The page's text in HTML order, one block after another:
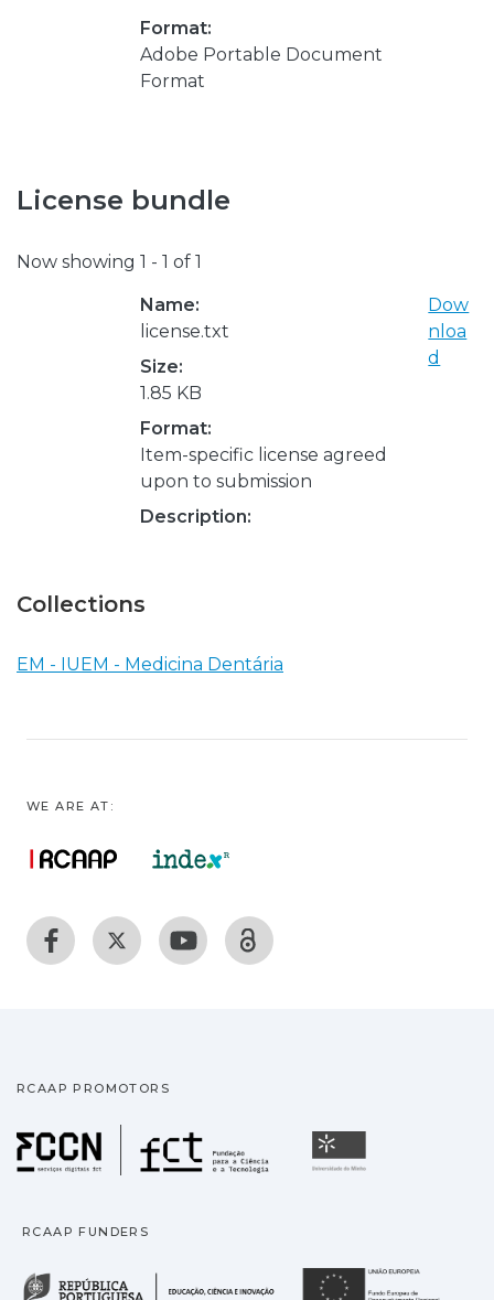
Format:
Adobe Portable Document
Format
License bundle
Now showing 1 - 1 of 1
Name:
license.txt
Size:
1.85 KB
Format:
Item-specific license agreed
upon to submission
Description:
Dow
nloa
d
Collections
EM - IUEM - Medicina Dentária
WE ARE AT:
RCAAP PROMOTORS
Fundação para a
RCAAP FUNDERS
República Portuguesa